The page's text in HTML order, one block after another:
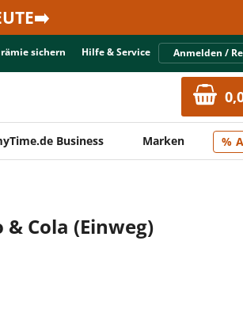
sichern Hilfe & Service Anmelden /
Business Marken
Cola (Einweg)